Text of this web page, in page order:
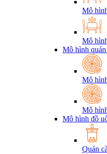
Mô
Mô
Mô hình quán
Mô
Mô
Mô hình đồ
Quán